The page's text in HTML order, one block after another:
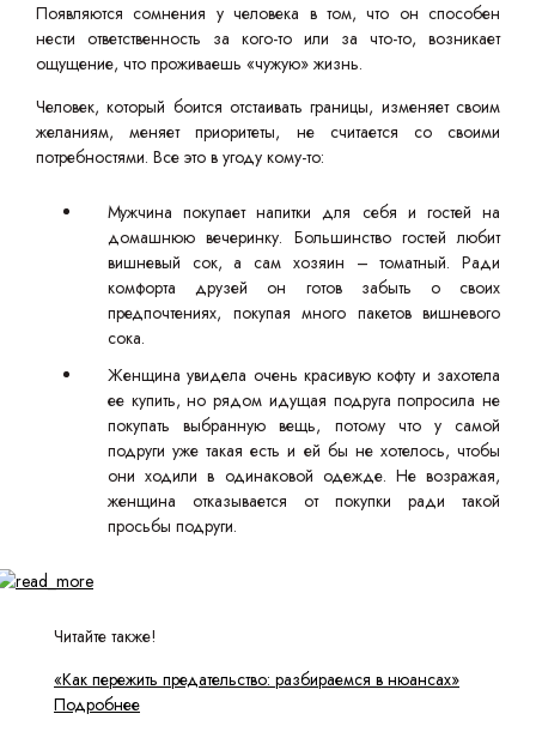
Появляются сомнения у человека в том, что он способен
нести ответственность за кого-то или за что-то, возникает
ощущение, что проживаешь «чужую» жизнь.
Человек, который боится отстаивать границы, изменяет своим
желаниям, меняет приоритеты, не считается со своими
потребностями. Все это в угоду кому-то:
Мужчина покупает напитки для себя и гостей на
домашнюю вечеринку. Большинство гостей любит
вишневый сок, а сам хозяин – томатный. Ради
комфорта друзей он готов забыть о своих
предпочтениях, покупая много пакетов вишневого
сока.
Женщина увидела очень красивую кофту и захотела
ее купить, но рядом идущая подруга попросила не
покупать выбранную вещь, потому что у самой
подруги уже такая есть и ей бы не хотелось, чтобы
они ходили в одинаковой одежде. Не возражая,
женщина отказывается от покупки ради такой
просьбы подруги.
Читайте также!
«Как пережить предательство: разбираемся в нюансах»
Подробнее